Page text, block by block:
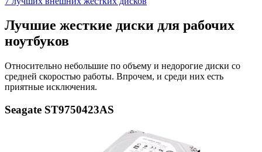
Лучшие жесткие диски для рабочих
ноутбуков
Относительно небольшие по объему и недорогие диски со
средней скоростью работы. Впрочем, и среди них есть
приятные исключения.
Seagate ST9750423AS